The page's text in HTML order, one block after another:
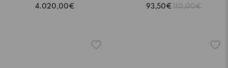
4.020,00€ 93,50€ 110,00€